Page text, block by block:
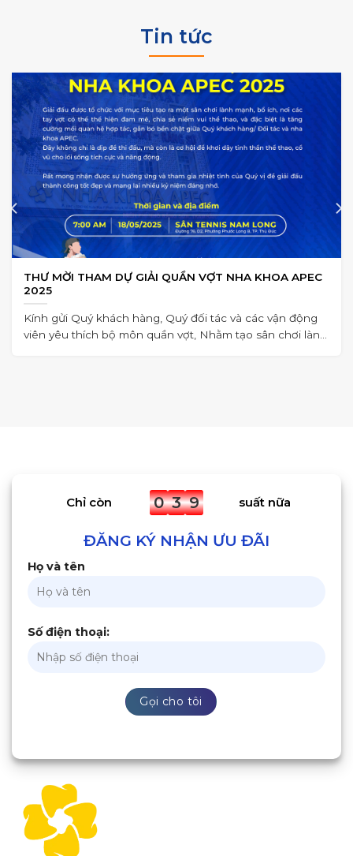
Tin tức
THƯ MỜI THAM DỰ GIẢI QUẦN VỢT NHA KHOA APEC
2025
Kính gửi Quý khách hàng, Quý đối tác và các vận động
viên yêu thích bộ môn quần vợt, Nhằm tạo sân chơi lành
Chỉ còn 0 3 9 suất nữa
ĐĂNG KÝ NHẬN ƯU ĐÃI
Họ và tên
Số điện thoại: